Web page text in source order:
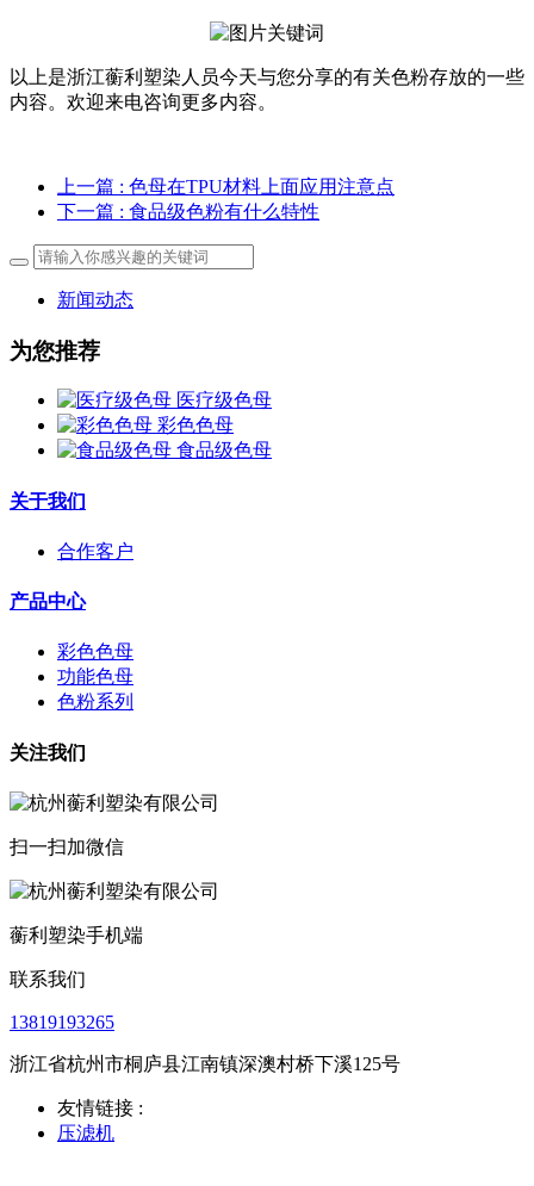
以上是浙江蘅利塑染人员今天与您分享的有关色粉存放的一些
内容。欢迎来电咨询更多内容。
上一篇 : 色母在TPU材料上面应用注意点
下一篇 : 食品级色粉有什么特性
新闻动态
为您推荐
医疗级色母
彩色色母
食品级色母
关于我们
合作客户
产品中心
彩色色母
功能色母
色粉系列
关注我们
扫一扫加微信
蘅利塑染手机端
联系我们
13819193265
浙江省杭州市桐庐县江南镇深澳村桥下溪125号
友情链接 :
压滤机